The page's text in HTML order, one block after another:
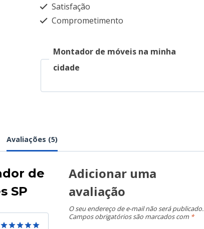
Satisfação
Comprometimento
Montador de móveis na minha
cidade
Avaliações (5)
de
SP
Adicionar uma
avaliação
O seu endereço de e-mail não será publicado.
Campos obrigatórios são marcados com *